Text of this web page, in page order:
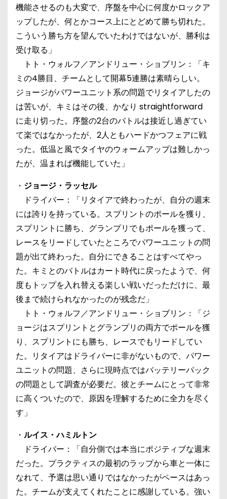
機能させるのも大変で、序盤を中心に何度かロックア
ップしたが、何とかコース上にとどめて勝ち切れた。
こういう勝ち方を望んでいたわけではないが、勝利は
受け取る」
トト・ウォルフ／アンドリュー・ショブリン：「キ
ミの4勝目、チームとして開幕5連勝は素晴らしい。
ジョージがパワーユニット系の問題でリタイアしたの
は苦いが、キミはその後、かなり straightforward
に走り切った。序盤の2台のバトルは接近し過ぎてい
て楽ではなかったが、2人ともハードかつフェアに戦
った。低温と風でタイヤのウォームアップは難しかっ
たが、温まれば機能していた」
・ ジョージ・ラッセル
ドライバー：「リタイアで終わったが、自分の週末
には誇りを持っている。スプリントのポールを獲り、
スプリントに勝ち、グランプリでもポールを獲って、
レースをリードしていたところでパワーユニットの問
題が出て終わった。自分にできることはすべてやっ
た。キミとのバトルはカート時代に戻ったようで、何
度もトップを入れ替える楽しい戦いだっただけに、最
後まで続けられなかったのが残念だ」
トト・ウォルフ／アンドリュー・ショブリン：「ジ
ョージはスプリントとグランプリの両方でポールを獲
り、スプリントにも勝ち、レースでもリードしてい
た。リタイアはドライバーに非がないもので、パワー
ユニットの問題、さらに現時点ではバッテリーパック
の問題として調査が必要だ。彼とチームにとって非常
に高くついたので、原因を理解するために全力を尽く
す」
・ ルイス・ハミルトン
ドライバー：「自分側では本当にポジティブな週末
だった。プラクティスの最初のラップから車と一体に
なれて、予選は思い通りではなかったがペースはあっ
た。チームが支えてくれたことに感謝している。強い